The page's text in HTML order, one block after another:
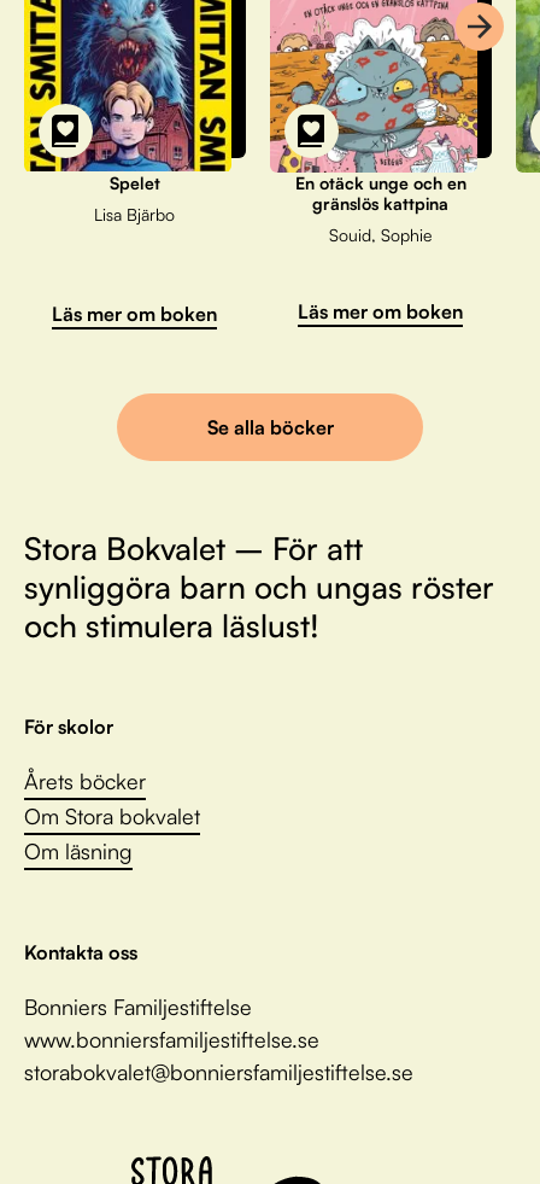
Spelet
Lisa Bjärbo
Läs mer om boken
En otäck unge och en
gränslös kattpina
Souid, Sophie
Läs mer om boken
Se alla böcker
Stora Bokvalet – För att
synliggöra barn och ungas röster
och stimulera läslust!
För skolor
Årets böcker
Om Stora bokvalet
Om läsning
Kontakta oss
Bonniers Familjestiftelse
www.bonniersfamiljestiftelse.se
storabokvalet@bonniersfamiljestiftelse.se